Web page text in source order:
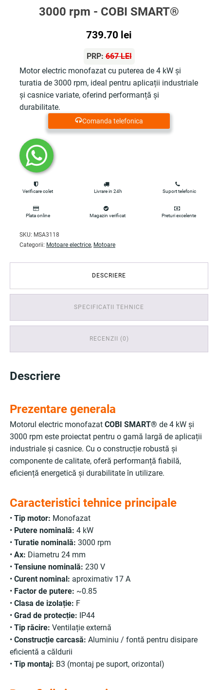
3000 rpm - COBI SMART®
739.70 lei
PRP:667 LEI
Motor electric monofazat cu puterea de 4 kW și
turatia de 3000 rpm, ideal pentru aplicații industriale
și casnice variate, oferind performanță și
durabilitate.
Comanda telefonica
Verificare colet Livrare in 24h Suport telefonic
Plata online Magazin verificat Preturi excelente
SKU: MSA3118
Categorii: Motoare electrice, Motoare
DESCRIERE
SPECIFICATII TEHNICE
RECENZII (0)
Descriere
Prezentare generala
Motorul electric monofazat COBI SMART® de 4 kW și
3000 rpm este proiectat pentru o gamă largă de aplicații
industriale și casnice. Cu o construcție robustă și
componente de calitate, oferă performanță fiabilă,
eficiență energetică și durabilitate în utilizare.
Caracteristici tehnice principale
• Tip motor: Monofazat
• Putere nominală: 4 kW
• Turatie nominală: 3000 rpm
• Ax: Diametru 24 mm
• Tensiune nominală: 230 V
• Curent nominal: aproximativ 17 A
• Factor de putere: ~0.85
• Clasa de izolație: F
• Grad de protecție: IP44
• Tip răcire: Ventilație externă
• Construcție carcasă: Aluminiu / fontă pentru disipare
eficientă a căldurii
• Tip montaj: B3 (montaj pe suport, orizontal)